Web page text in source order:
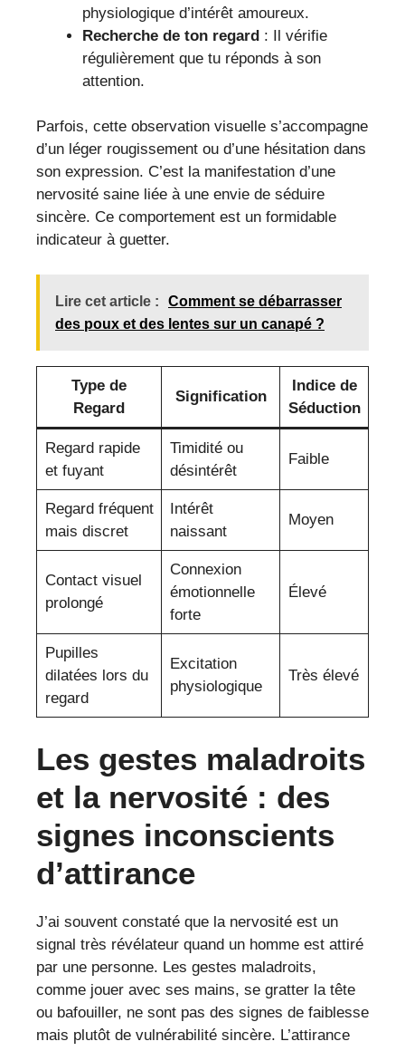
physiologique d’intérêt amoureux.
Recherche de ton regard : Il vérifie
régulièrement que tu réponds à son
attention.
Parfois, cette observation visuelle s’accompagne
d’un léger rougissement ou d’une hésitation dans
son expression. C’est la manifestation d’une
nervosité saine liée à une envie de séduire
sincère. Ce comportement est un formidable
indicateur à guetter.
Lire cet article :
Comment se débarrasser
des poux et des lentes sur un canapé ?
Type de
Regard
Signification
Indice de
Séduction
Regard rapide
et fuyant
Timidité ou
désintérêt
Faible
Regard fréquent
mais discret
Intérêt
naissant
Moyen
Contact visuel
prolongé
Connexion
émotionnelle
forte
Élevé
Pupilles
dilatées lors du
regard
Excitation
physiologique
Très élevé
Les gestes maladroits
et la nervosité : des
signes inconscients
d’attirance
J’ai souvent constaté que la nervosité est un
signal très révélateur quand un homme est attiré
par une personne. Les gestes maladroits,
comme jouer avec ses mains, se gratter la tête
ou bafouiller, ne sont pas des signes de faiblesse
mais plutôt de vulnérabilité sincère. L’attirance